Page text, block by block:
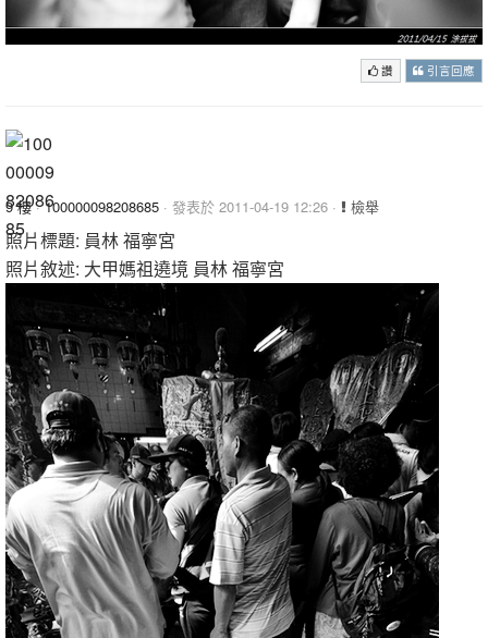
讚 引言回應
9 樓·100000098208685 · 發表於 2011-04-19 12:26 · 檢舉
照片標題: 員林 福寧宮
照片敘述: 大甲媽祖遶境 員林 福寧宮